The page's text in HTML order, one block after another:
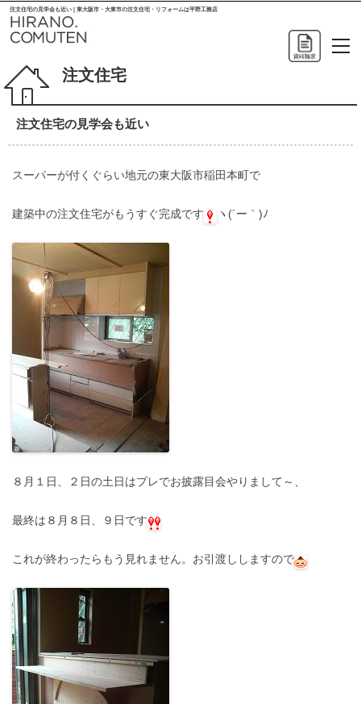
注文住宅の見学会も近い | 東大阪市・大東市の注文住宅・リフォームは平野工務店
注文住宅
注文住宅の見学会も近い
スーパーが付くぐらい地元の東大阪市稲田本町で
建築中の注文住宅がもうすぐ完成です ヽ(´ー｀)ﾉ
８月１日、２日の土日はプレでお披露目会やりまして～、
最終は８月８日、９日です
これが終わったらもう見れません。お引渡ししますので